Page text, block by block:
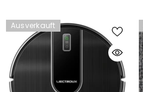
112x67x90cm
Handspindelmäher Verstellbar
Zum Aufkehren Von Laub
Grasschnitt Kleinen Zweigen
Ausverkauft